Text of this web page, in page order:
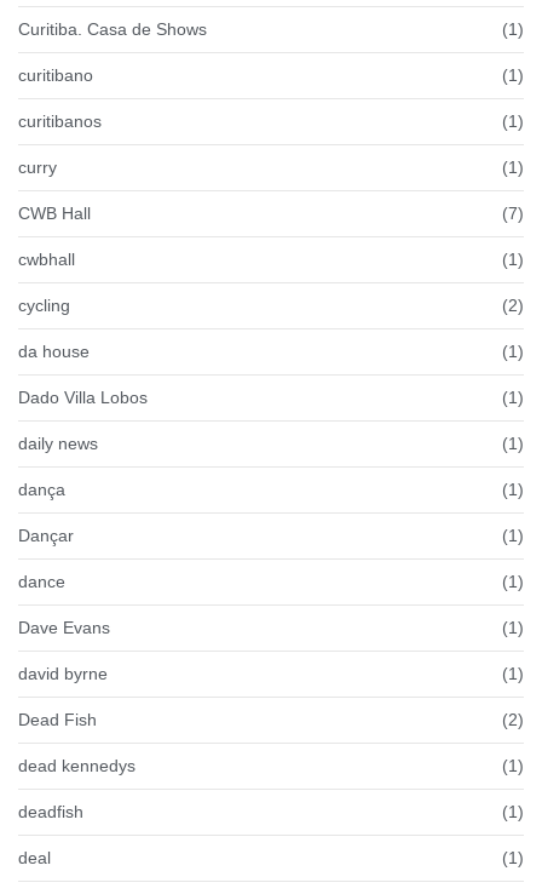
Curitiba. Casa de Shows (1)
curitibano (1)
curitibanos (1)
curry (1)
CWB Hall (7)
cwbhall (1)
cycling (2)
da house (1)
Dado Villa Lobos (1)
daily news (1)
dança (1)
Dançar (1)
dance (1)
Dave Evans (1)
david byrne (1)
Dead Fish (2)
dead kennedys (1)
deadfish (1)
deal (1)